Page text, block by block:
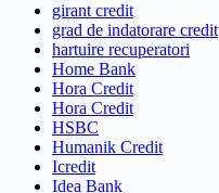
girant credit
grad de indatorare credit
hartuire recuperatori
Home Bank
Hora Credit
Hora Credit
HSBC
Humanik Credit
Icredit
Idea Bank